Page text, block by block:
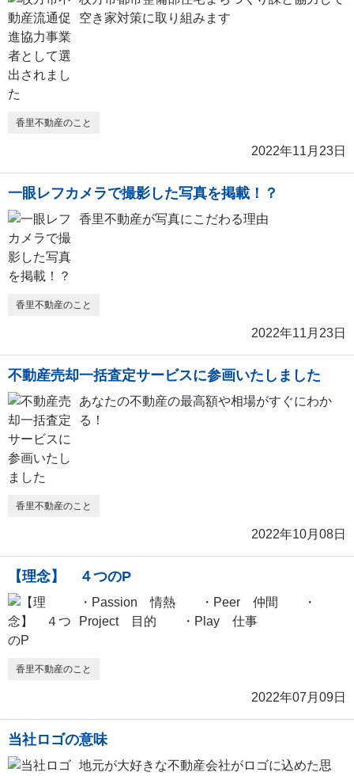
空き家対策に取り組みます
香里不動産のこと
2022年11月23日
一眼レフカメラで撮影した写真を掲載！？
香里不動産が写真にこだわる理由
香里不動産のこと
2022年11月23日
不動産売却一括査定サービスに参画いたしました
あなたの不動産の最高額や相場がすぐにわか
る！
香里不動産のこと
2022年10月08日
【理念】 ４つのP
・Passion 情熱 ・Peer 仲間 ・
Project 目的 ・Play 仕事
香里不動産のこと
2022年07月09日
当社ロゴの意味
地元が大好きな不動産会社がロゴに込めた思